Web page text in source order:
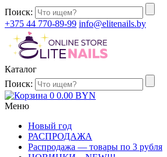
Поиск:
+375 44 770-89-99 info@elitenails.by
Каталог
Поиск:
0 0.00 BYN
Меню
Новый год
РАСПРОДАЖА
Распродажа — товары по 3 рубля